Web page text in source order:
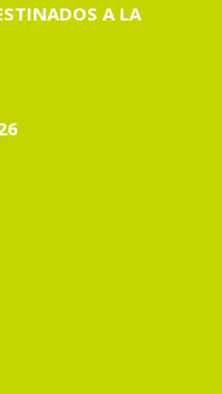
A LA